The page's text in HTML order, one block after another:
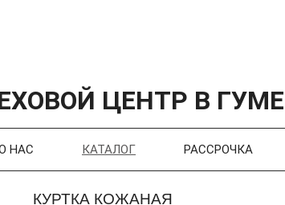
ЦЕНТР В ГУМЕ
НАС КАТАЛОГ РАССРОЧКА
КУРТКА КОЖАНАЯ